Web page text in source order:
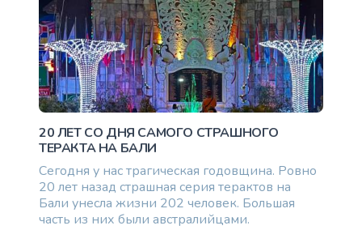
10000 единоразово
20 ЛЕТ СО ДНЯ САМОГО СТРАШНОГО
ТЕРАКТА НА БАЛИ
Сегодня у нас трагическая годовщина. Ровно
20 лет назад страшная серия терактов на
Бали унесла жизни 202 человек. Большая
часть из них были австралийцами.